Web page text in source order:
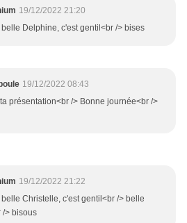
19/12/2022 21:20
belle Delphine, c'est gentil<br /> bises
19/12/2022 08:43
présentation<br /> Bonne journée<br />
19/12/2022 21:22
belle Christelle, c'est gentil<br /> belle
/> bisous